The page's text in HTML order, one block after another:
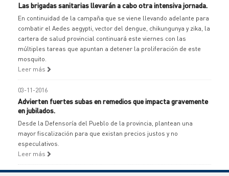
Las brigadas sanitarias llevarán a cabo otra intensiva jornada.
En continuidad de la campaña que se viene llevando adelante para
combatir el Aedes aegypti, vector del dengue, chikungunya y zika, la
cartera de salud provincial continuará este viernes con las
múltiples tareas que apuntan a detener la proliferación de este
mosquito.
Leer más
03-11-2016
Advierten fuertes subas en remedios que impacta gravemente
en jubilados.
Desde la Defensoría del Pueblo de la provincia, plantean una
mayor fiscalización para que existan precios justos y no
especulativos.
Leer más